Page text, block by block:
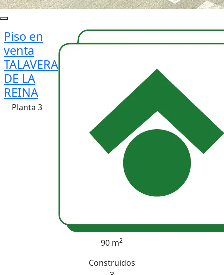
Piso en
venta
TALAVERA
DE LA
REINA
Planta 3
90 m2
Construidos